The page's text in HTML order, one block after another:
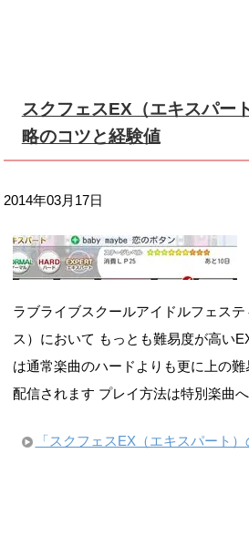
スクフェスEX（エキスパー
略のコツと経験値
2014年03月17日
ラブライブスクールアイドルフェス
ス）において もっとも難易度が高い
は通常楽曲のハードよりも更に上の
配信されます プレイ方法は特別楽曲
「スクフェスEX（エキスパート